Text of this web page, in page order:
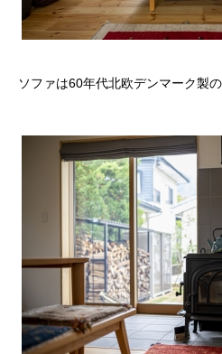
ソファは60年代北欧デンマーク製